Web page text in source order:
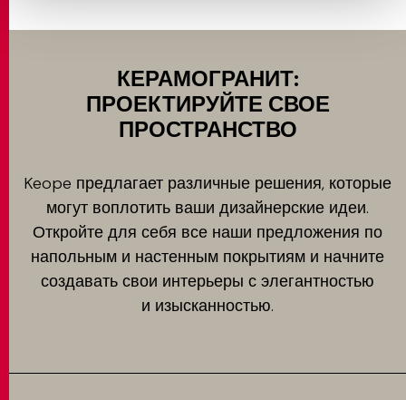
КЕРАМОГРАНИТ:
ПРОЕКТИРУЙТЕ СВОЕ
ПРОСТРАНСТВО
Keope предлагает различные решения, которые
могут воплотить ваши дизайнерские идеи.
Откройте для себя все наши предложения по
напольным и настенным покрытиям и начните
создавать свои интерьеры с элегантностью
и изысканностью.